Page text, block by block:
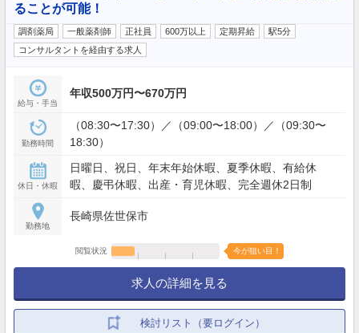
ることが可能！
調剤薬局 一般薬剤師 正社員 600万以上 定期昇給
駅5分
コンサルタントを経由する求人
給与・手当
年収500万円〜670万円
勤務時間
（08:30〜17:30）／（09:00〜18:00）／（09:30〜
18:30）
休日・休暇
日曜日、祝日、年末年始休暇、夏季休暇、有給休
暇、慶弔休暇、出産・育児休暇、完全週休2日制
勤務地
長崎県佐世保市
閲覧状況 今が狙い目！
求人の詳細を見る
検討リスト（要ログイン）